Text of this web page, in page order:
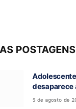
POSTAGENS
desaparece
casa para ir
5 de agosto de